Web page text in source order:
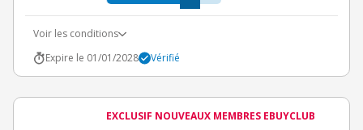
Voir les conditions
Expire le 01/01/2028
Vérifié
EXCLUSIF NOUVEAUX MEMBRES EBUYCLUB